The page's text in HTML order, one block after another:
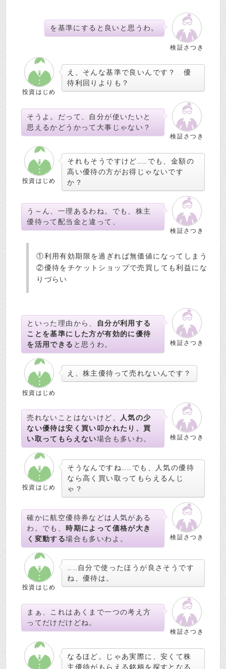
検証さつき
を基準にすると良いと思うわ。
投資はじめ
え、そんな基準で良いんです？ 優
待利回りよりも？
検証さつき
そうよ。だって、自分が使いたいと
思えるかどうかって大事じゃない？
投資はじめ
それもそうですけど……でも、金額の
高い優待の方がお得じゃないです
か？
検証さつき
う～ん、一理あるわね。でも、株主
優待って配当金と違って、
①利用有効期限を過ぎれば無価値になってしまう
②優待をチケットショップで売買しても利益にな
りづらい
検証さつき
といった理由から、
自分が利用する
ことを基準にした方が有効的に優待
を活用できる と思うわ。
投資はじめ
え、株主優待って売れないんです？
検証さつき
売れないことはないけど、
人気の少
ない優待は安く買い叩かれたり、買
い取ってもらえない場合も多いわ。
投資はじめ
そうなんですね……でも、人気の優待
なら高く買い取ってもらえるんじ
ゃ？
検証さつき
確かに航空優待券などは人気がある
わ。でも、 時期によって価格が大き
く変動する場合も多いわよ。
投資はじめ
……自分で使ったほうが良さそうです
ね、優待は。
検証さつき
まぁ、これはあくまで一つの考え方
ってだけだけどね。
なるほど。じゃあ実際に、安くて株
主優待がもらえる銘柄を探すとなる